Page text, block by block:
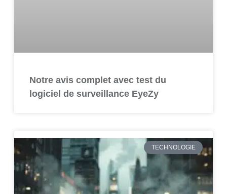
Notre avis complet avec test du
logiciel de surveillance EyeZy
TECHNOLOGIE